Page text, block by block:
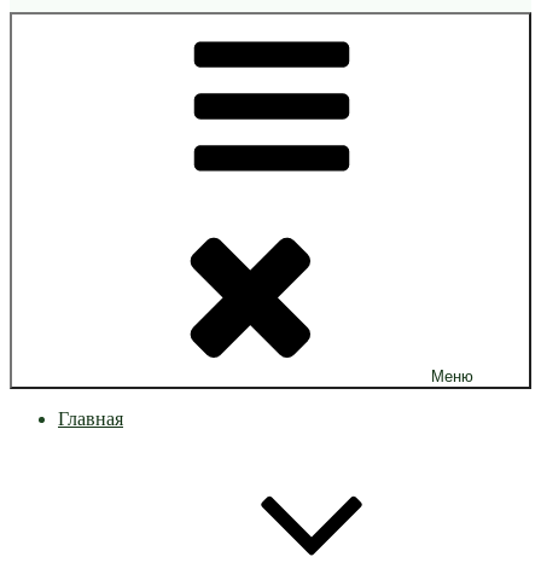
Меню
Главная